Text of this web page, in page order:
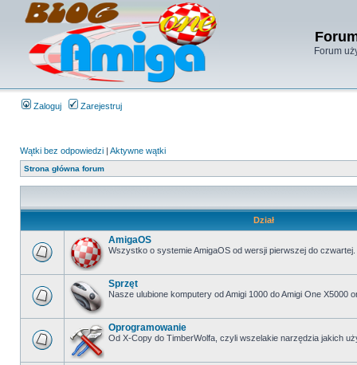
Forum
Zaloguj Zarejestruj
Wątki bez odpowiedzi | Aktywne wątki
Strona główna forum
Dział
AmigaOS
Wszystko o systemie AmigaOS od wersji pierwszej do czwartej.
Sprzęt
Nasze ulubione komputery od Amigi 1000 do Amigi One X5000
Oprogramowanie
Od X-Copy do TimberWolfa, czyli wszelakie narzędzia jakich